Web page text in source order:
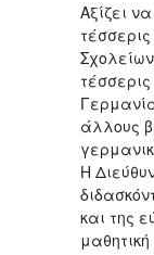
Αξίζει
άλλους
Η
και της